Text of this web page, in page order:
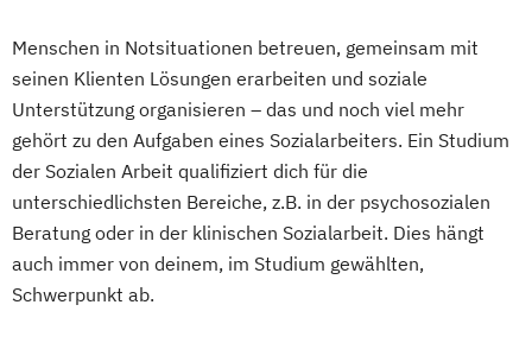
Nachhaltiges Ressourcenmanagement
Orthoptik
Packaging Technology and Sustainability
Physiotherapie Public Management
Radiologietechnologie
Simulation in Health Care
Software Design and Engineering
Sonography Soziale Arbeit
Sozialraumorientierte und Klinische Soziale
Menschen in Notsituationen betreuen, gemeinsam mit
seinen Klienten Lösungen erarbeiten und soziale
Unterstützung organisieren – das und noch viel mehr
gehört zu den Aufgaben eines Sozialarbeiters. Ein Studium
der Sozialen Arbeit qualifiziert dich für die
unterschiedlichsten Bereiche, z.B. in der psychosozialen
Beratung oder in der klinischen Sozialarbeit. Dies hängt
auch immer von deinem, im Studium gewählten,
Schwerpunkt ab.